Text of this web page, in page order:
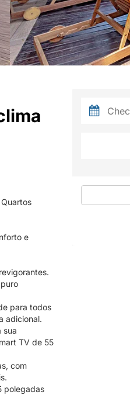
e
para todos
adicional.
sua
TV de 55
com
polegadas